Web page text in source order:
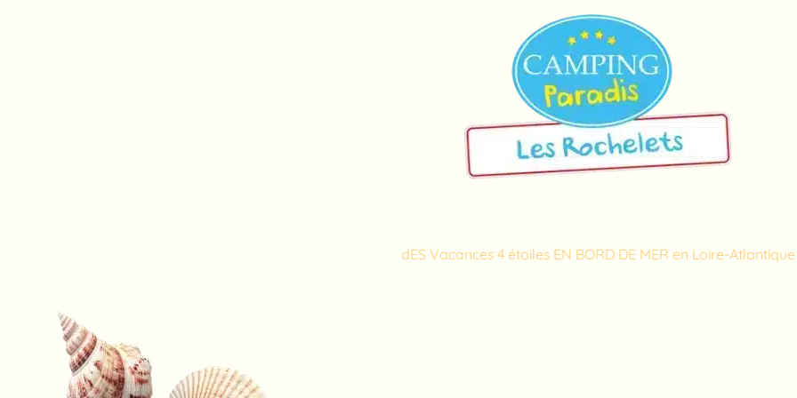
dES Vacances 4 étoiles EN BORD DE MER en Loire-Atlantique